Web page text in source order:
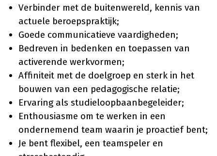
Verbinder met de buitenwereld, kennis van
actuele beroepspraktijk;
Goede communicatieve vaardigheden;
Bedreven in bedenken en toepassen van
activerende werkvormen;
Affiniteit met de doelgroep en sterk in het
bouwen van een pedagogische relatie;
Ervaring als studieloopbaanbegeleider;
Enthousiasme om te werken in een
ondernemend team waarin je proactief bent;
Je bent flexibel, een teamspeler en